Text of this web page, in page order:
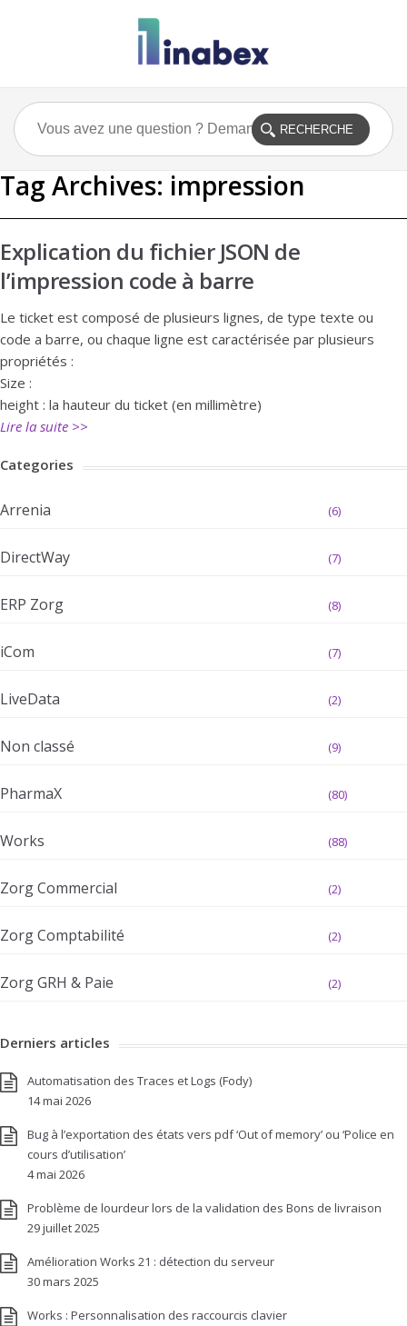
Tag Archives: impression
Explication du fichier JSON de
l’impression code à barre
Le ticket est composé de plusieurs lignes, de type texte ou
code a barre, ou chaque ligne est caractérisée par plusieurs
propriétés :
Size :
height : la hauteur du ticket (en millimètre)
Lire la suite >>
Categories
Arrenia (6)
DirectWay (7)
ERP Zorg (8)
iCom (7)
LiveData (2)
Non classé (9)
PharmaX (80)
Works (88)
Zorg Commercial (2)
Zorg Comptabilité (2)
Zorg GRH & Paie (2)
Derniers articles
Automatisation des Traces et Logs (Fody)
14 mai 2026
Bug à l’exportation des états vers pdf ‘Out of memory’ ou ‘Police en
cours d’utilisation’
4 mai 2026
Problème de lourdeur lors de la validation des Bons de livraison
29 juillet 2025
Amélioration Works 21 : détection du serveur
30 mars 2025
Works : Personnalisation des raccourcis clavier